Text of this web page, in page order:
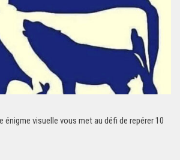
énigme visuelle vous met au défi de repérer 10